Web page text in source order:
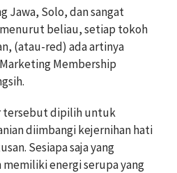
Jawa, Solo, dan sangat
beliau, setiap tokoh
(atau-red) ada artinya
Membership
tersebut dipilih untuk
diimbangi kejernihan hati
Sesiapa saja yang
energi serupa yang